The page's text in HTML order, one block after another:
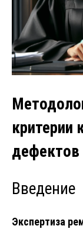
критерии
дефектов
Введение
Экспертиза